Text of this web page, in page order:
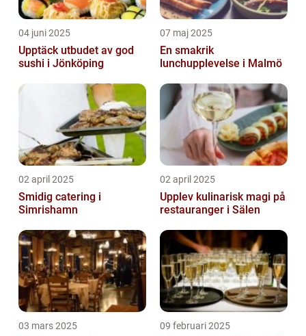
04 juni 2025
Upptäck utbudet av god
sushi i Jönköping
07 maj 2025
En smakrik
lunchupplevelse i Malmö
02 april 2025
Smidig catering i
Simrishamn
02 april 2025
Upplev kulinarisk magi på
restauranger i Sälen
03 mars 2025 09 februari 2025